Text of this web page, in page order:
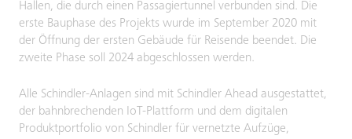
Hallen, die durch einen Passagiertunnel verbunden sind. Die
erste Bauphase des Projekts wurde im September 2020 mit
der Öffnung der ersten Gebäude für Reisende beendet. Die
zweite Phase soll 2024 abgeschlossen werden.
Alle Schindler-Anlagen sind mit Schindler Ahead ausgestattet,
der bahnbrechenden IoT-Plattform und dem digitalen
Produktportfolio von Schindler für vernetzte Aufzüge,